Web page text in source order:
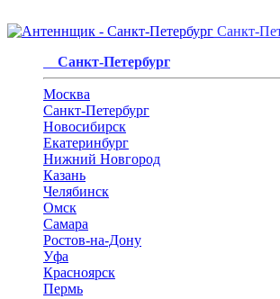
Санкт-
Санкт-Петербург
Москва
Санкт-Петербург
Новосибирск
Екатеринбург
Нижний Новгород
Казань
Челябинск
Омск
Самара
Ростов-на-Дону
Уфа
Красноярск
Пермь